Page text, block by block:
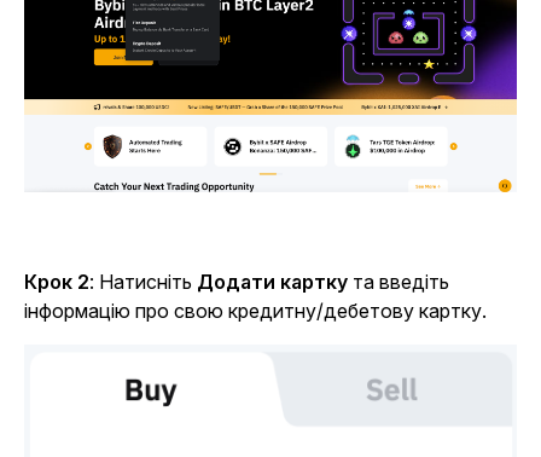
Крок 2: Натисніть Додати картку та введіть
інформацію про свою кредитну/дебетову картку.